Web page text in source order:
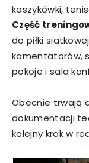
koszykówki,
Część
do piłki
komentatorów,
pokoje i sala
Obecnie trwają
dokumentacji
kolejny krok w